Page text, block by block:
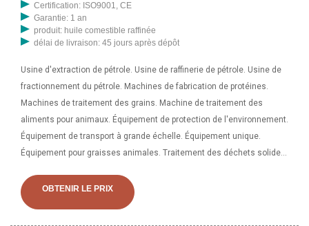
Certification: ISO9001, CE
Garantie: 1 an
produit: huile comestible raffinée
délai de livraison: 45 jours après dépôt
Usine d'extraction de pétrole. Usine de raffinerie de pétrole. Usine de
fractionnement du pétrole. Machines de fabrication de protéines.
Machines de traitement des grains. Machine de traitement des
aliments pour animaux. Équipement de protection de l'environnement.
Équipement de transport à grande échelle. Équipement unique.
Équipement pour graisses animales. Traitement des déchets solides
presse à huile. Oil Expeller Goyum 20 est une machine d'extraction
d'huile de qualité d'exportation ayant une capacité de concassage
OBTENIR LE PRIX